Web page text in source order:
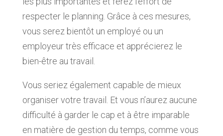
respecter le planning. Grâce à ces mesures,
vous serez bientôt un employé ou un
employeur très efficace et apprécierez le
bien-être au travail.
Vous seriez également capable de mieux
organiser votre travail. Et vous n’aurez aucune
difficulté à garder le cap et à être imparable
en matière de gestion du temps, comme vous